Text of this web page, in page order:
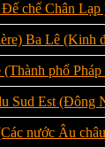
chế Chân Lạp
Ba Lê (Kinh
(Thành phố
Sud Est (Đông
nước Âu